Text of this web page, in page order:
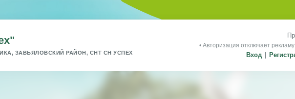
ЗАВЬЯЛОВСКИЙ РАЙОН, СНТ СН УСПЕХ
• Авторизация отключает рекламу
Вход